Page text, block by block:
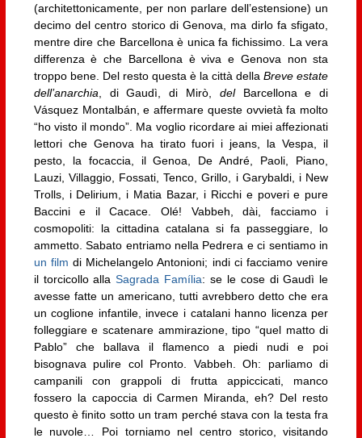
(architettonicamente, per non parlare dell’estensione) un
decimo del centro storico di Genova, ma dirlo fa sfigato,
mentre dire che Barcellona è unica fa fichissimo. La vera
differenza è che Barcellona è viva e Genova non sta
troppo bene. Del resto questa è la città dellaBreve estate
dell’anarchia , di Gaudì, di Mirò, del Barcellona e di
Vásquez Montalbán, e affermare queste ovvietà fa molto
“ho visto il mondo”. Ma voglio ricordare ai miei affezionati
lettori che Genova ha tirato fuori i jeans, la Vespa, il
pesto, la focaccia, il Genoa, De André, Paoli, Piano,
Lauzi, Villaggio, Fossati, Tenco, Grillo, i Garybaldi, i New
Trolls, i Delirium, i Matia Bazar, i Ricchi e poveri e pure
Baccini e il Cacace. Olé! Vabbeh, dài, facciamo i
cosmopoliti: la cittadina catalana si fa passeggiare, lo
ammetto. Sabato entriamo nella Pedrera e ci sentiamo in
un filmdi Michelangelo Antonioni; indi ci facciamo venire
il torcicollo allaSagrada Família: se le cose di Gaudì le
avesse fatte un americano, tutti avrebbero detto che era
un coglione infantile, invece i catalani hanno licenza per
folleggiare e scatenare ammirazione, tipo “quel matto di
Pablo” che ballava il flamenco a piedi nudi e poi
bisognava pulire col Pronto. Vabbeh. Oh: parliamo di
campanili con grappoli di frutta appiccicati, manco
fossero la capoccia di Carmen Miranda, eh? Del resto
questo è finito sotto un tram perché stava con la testa fra
le nuvole… Poi torniamo nel centro storico, visitando